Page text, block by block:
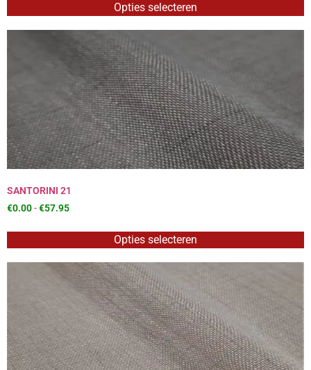
Opties selecteren
SANTORINI 21
€0.00-€57.95
Opties selecteren